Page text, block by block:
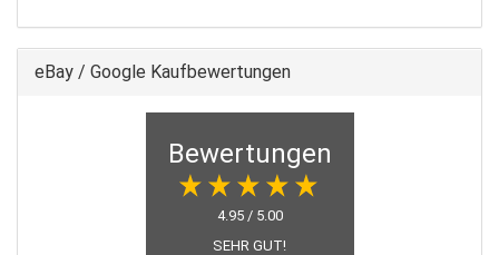
eBay / Google Kaufbewertungen
Bewertungen
4.95 / 5.00
SEHR GUT!